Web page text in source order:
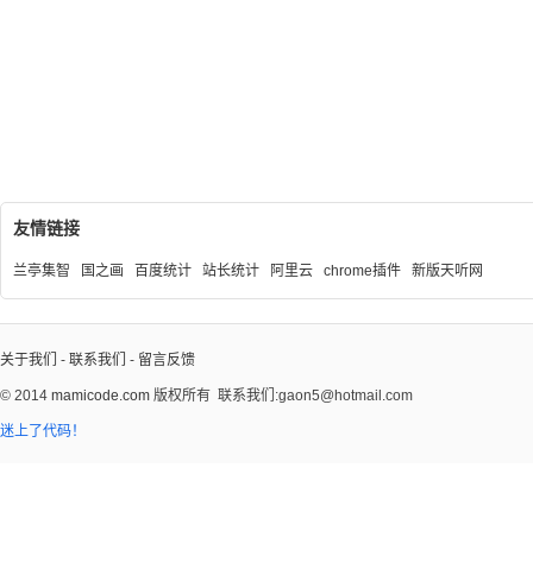
友情链接
兰亭集智 国之画 百度统计 站长统计 阿里云 chrome插件 新版天听网
关于我们 - 联系我们 - 留言反馈
© 2014 mamicode.com 版权所有 联系我们:gaon5@hotmail.com
迷上了代码！